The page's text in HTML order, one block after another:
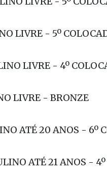
LIVRE - PRATA
LIVRE - 5º
LIVRE - 5º
LIVRE - 4º
LIVRE - BRONZE
ATÉ 20 ANOS - 6º